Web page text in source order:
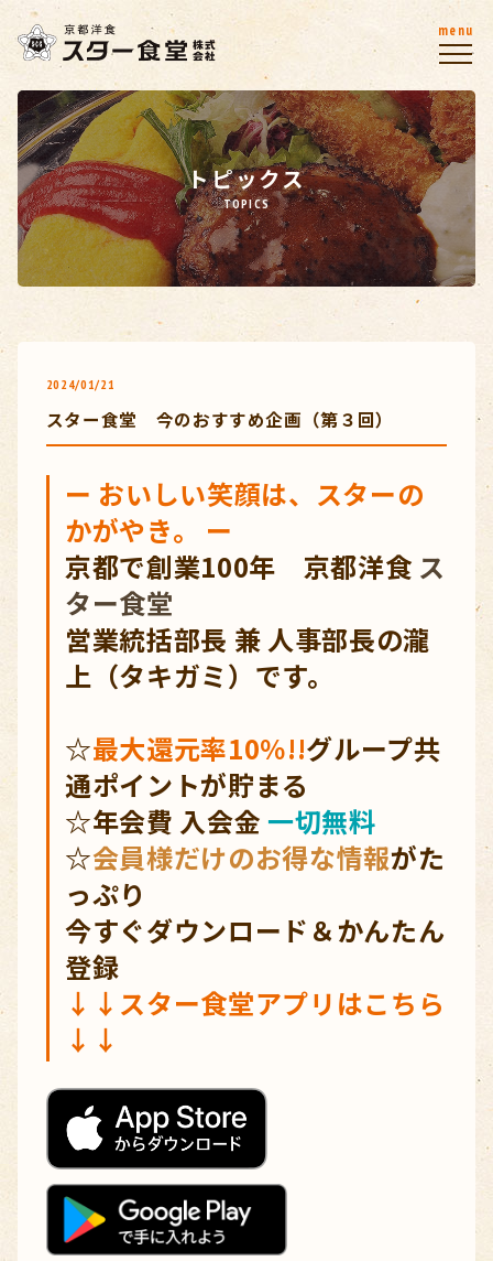
menu
トピックス
TOPICS
2024/01/21
スター食堂 今のおすすめ企画（第３回）
ー おいしい笑顔は、スターの
かがやき。 ー
京都で創業100年 京都洋食 ス
ター食堂
営業統括部長 兼 人事部長の瀧
上（タキガミ）です。
☆最大還元率10％!!グループ共
通ポイントが貯まる
☆年会費 入会金 一切無料
☆会員様だけのお得な情報がた
っぷり
今すぐダウンロード＆かんたん
登録
↓↓ スター食堂アプリ はこちら
↓↓